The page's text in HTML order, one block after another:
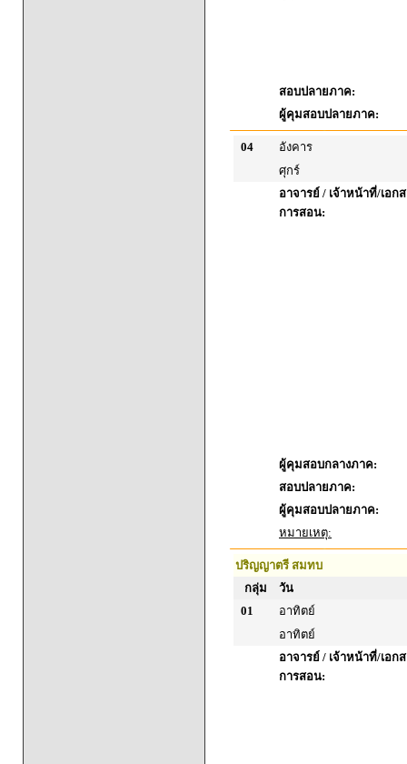
สอบปลายภาค:
ผู้คุมสอบปลายภาค:
04
อังคาร
ศุกร์
อาจารย์ / เจ้าหน้าที่/เอก
การสอน:
ผู้คุมสอบกลางภาค:
สอบปลายภาค:
ผู้คุมสอบปลายภาค:
หมายเหตุ:
ปริญญาตรี สมทบ
กลุ่ม
วัน
01
อาทิตย์
อาทิตย์
อาจารย์ / เจ้าหน้าที่/เอก
การสอน: